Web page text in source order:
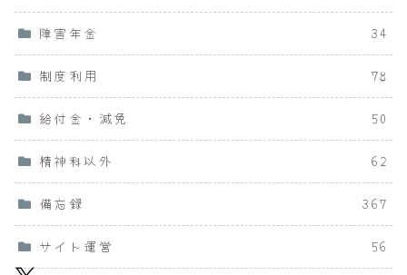
障害年金 34
制度利用 78
給付金・減免 50
精神科以外 62
備忘録 367
サイト運営 56